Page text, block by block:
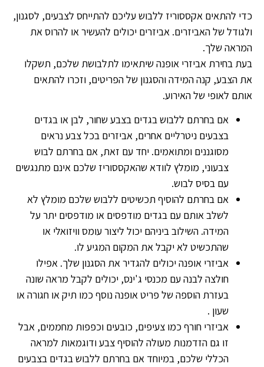
כדי להתאים אקססוריז ללבוש עליכם להתייחס לצבעים, לסגנון,
ולגודל של האביזרים. אביזרים יכולים להעשיר או להרוס את
המראה שלך.
בעת בחירת אביזרי אופנה שיתאימו לתלבושת שלכם, תשקלו
את הצבע, קנה המידה והסגנון של הפריטים, וזכרו להתאים
אותם לאופי של האירוע.
אם בחרתם ללבוש בגדים בצבע שחור, לבן או בגדים
בצבעים ניטרליים אחרים, אביזרים בכל צבע נראים
מסוגננים ומתואמים. יחד עם זאת, אם בחרתם לבוש
צבעוני, מומלץ לוודא שהאקססוריז שלכם אינם מתנגשים
עם בסיס לבוש.
אם בחרתם להוסיף תכשיטים ללבוש שלכם מומלץ לא
לשלב אותם עם בגדים מודפסים או מודפסים יתר על
המידה. השילוב ביניהם יכול ליצור עומס וויזואלי או
שהתכשיט לא יקבל את המקום המגיע לו.
אביזרי אופנה יכולים להגדיר את הסגנון שלך. אפילו
חולצה לבנה עם מכנסי ג'ינס, יכולים לקבל מראה שונה
בעזרת הוספה של פריט אופנה נוסף כמו תיק או חגורה או
שעון .
אביזרי חורף כמו צעיפים, כובעים וכפפות מחממים, אבל
זו גם הזדמנות מעולה להוסיף צבע ודוגמאות למראה
הכללי שלכם, במיוחד אם בחרתם ללבוש בגדים בצבעים